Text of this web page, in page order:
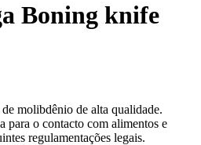
Boning knife
molibdênio de alta qualidade.
para o contacto com alimentos e
regulamentações legais.